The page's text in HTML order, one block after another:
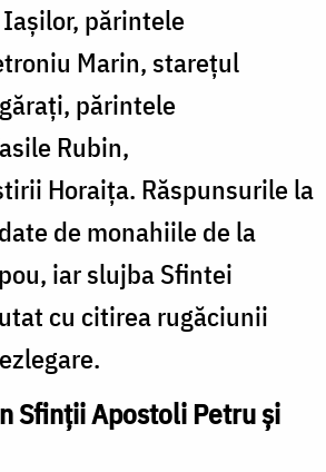
părintele
Marin, starețul
părintele
Rubin,
Horaiţa. Răspunsurile la
de monahiile de la
iar slujba Sfintei
cu citirea rugăciunii
Sfinții Apostoli Petru și